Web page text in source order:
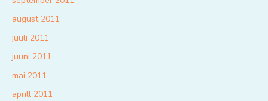
august 2011
juuli 2011
juuni 2011
mai 2011
aprill 2011